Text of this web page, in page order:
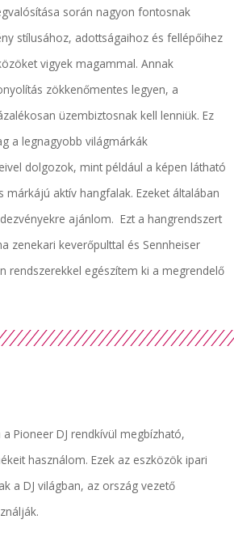
során nagyon fontosnak
stílusához, adottságaihoz és fellépőihez
vigyek magammal. Annak
zökkenőmentes legyen, a
üzembiztosnak kell lenniük. Ez
a legnagyobb világmárkák
dolgozok, mint például a képen látható
márkájú aktív hangfalak. Ezeket általában
ajánlom. Ezt a hangrendszert
zenekari keverőpulttal és Sennheiser
rendszerekkel egészítem ki a megrendelő
Pioneer DJ rendkívül megbízható,
használom. Ezek az eszközök ipari
a DJ világban, az ország vezető